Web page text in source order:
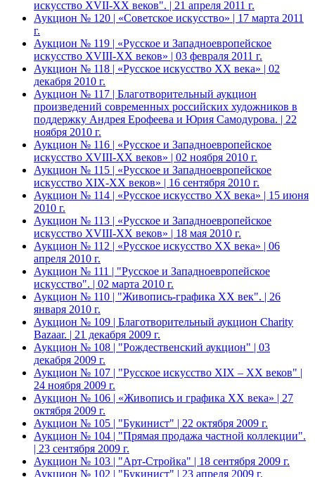
искусство XVII-XX веков". | 21 апреля 2011 г.
Аукцион № 120 | «Советское искусство» | 17 марта 2011
г.
Аукцион № 119 | «Русское и Западноевропейское
искусство XVIII-ХХ веков» | 03 февраля 2011 г.
Аукцион № 118 | «Русское искусство ХХ века» | 02
декабря 2010 г.
Аукцион № 117 | Благотворительный аукцион
произведений современных российских художников в
поддержку Андрея Ерофеева и Юрия Самодурова. | 22
ноября 2010 г.
Аукцион № 116 | «Русское и Западноевропейское
искусство XVIII-ХХ веков» | 02 ноября 2010 г.
Аукцион № 115 | «Русское и Западноевропейское
искусство XIX-ХХ веков» | 16 сентября 2010 г.
Аукцион № 114 | «Русское искусство ХХ века» | 15 июня
2010 г.
Аукцион № 113 | «Русское и Западноевропейское
искусство XVIII-ХХ веков» | 18 мая 2010 г.
Аукцион № 112 | «Русское искусство ХХ века» | 06
апреля 2010 г.
Аукцион № 111 | "Русское и Западноевропейское
искусство". | 02 марта 2010 г.
Аукцион № 110 | "Живопись-графика ХХ век". | 26
января 2010 г.
Аукцион № 109 | Благотворительный аукцион Charity
Bazaar. | 21 декабря 2009 г.
Аукцион № 108 | "Рождественский аукцион" | 03
декабря 2009 г.
Аукцион № 107 | "Русское искусство XIX – ХХ веков" |
24 ноября 2009 г.
Аукцион № 106 | «Живопись и графика ХХ века» | 27
октября 2009 г.
Аукцион № 105 | "Букинист" | 22 октября 2009 г.
Аукцион № 104 | "Прямая продажа частной коллекции".
| 23 сентября 2009 г.
Аукцион № 103 | "Арт-Стройка" | 18 сентября 2009 г.
Аукцион № 102 | "Букинист" | 23 апреля 2009 г.